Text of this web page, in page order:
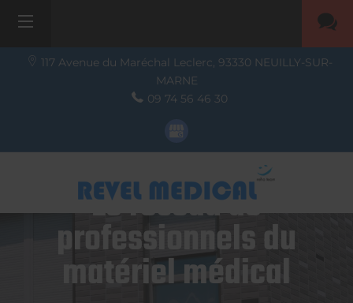
117 Avenue du Maréchal Leclerc, 93330 NEUILLY-SUR-
MARNE
09 74 56 46 30
Le réseau de
professionnels du
matériel médical